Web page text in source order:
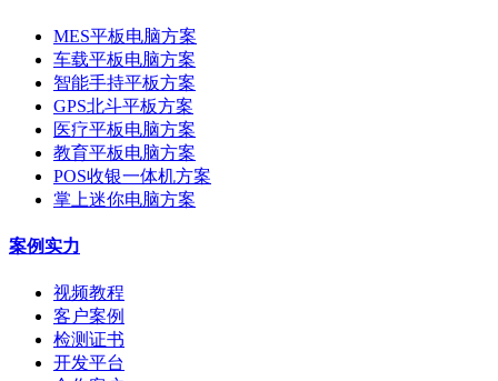
MES平板电脑方案
车载平板电脑方案
智能手持平板方案
GPS北斗平板方案
医疗平板电脑方案
教育平板电脑方案
POS收银一体机方案
掌上迷你电脑方案
案例实力
视频教程
客户案例
检测证书
开发平台